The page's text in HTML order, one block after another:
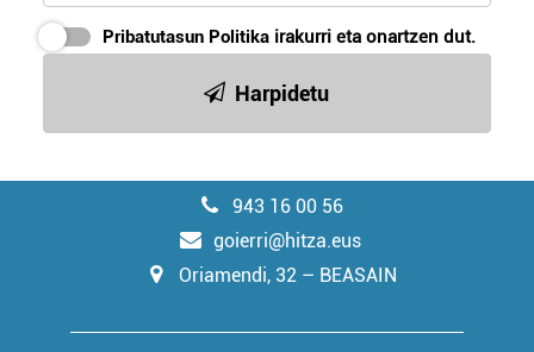
Pribatutasun Politika irakurri eta onartzen dut.
Harpidetu
943 16 00 56
goierri@hitza.eus
Oriamendi, 32 – BEASAIN